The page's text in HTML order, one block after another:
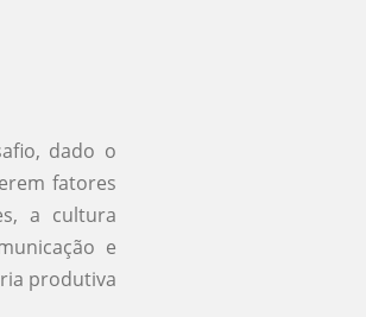
dado o
fatores
a cultura
e
produtiva